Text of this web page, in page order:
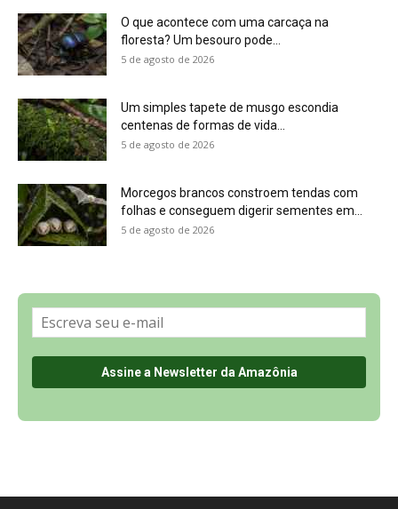
Política de Privacidade, LGPD e RGPD
Últimas Notícias
🌎 Español
©